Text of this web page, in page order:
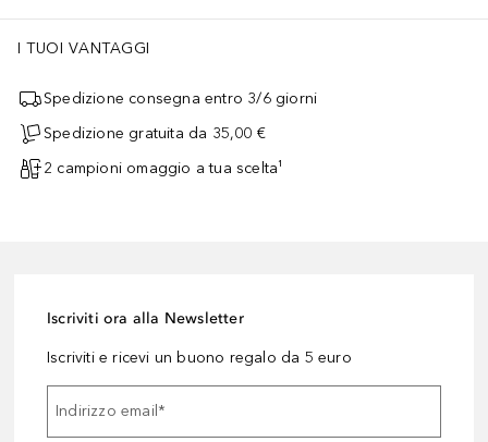
I TUOI VANTAGGI
Spedizione consegna entro 3/6 giorni
Spedizione gratuita da 35,00 €
2 campioni omaggio a tua scelta¹
Iscriviti ora alla Newsletter
Iscriviti e ricevi un buono regalo da 5 euro
Indirizzo email*